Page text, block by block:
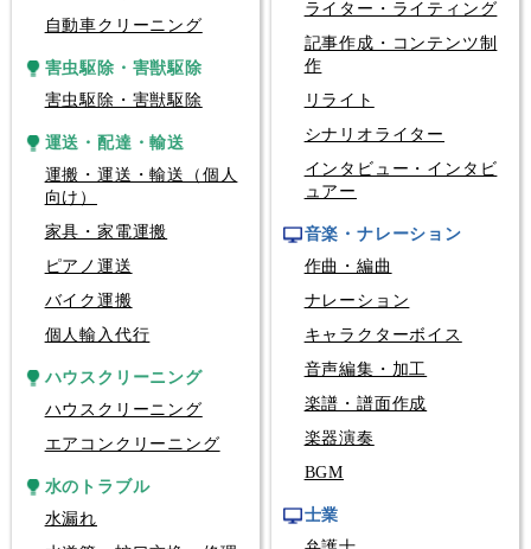
自動車クリーニング
害虫駆除・害獣駆除
害虫駆除・害獣駆除
運送・配達・輸送
運搬・運送・輸送（個人
向け）
家具・家電運搬
ピアノ運送
バイク運搬
個人輸入代行
ハウスクリーニング
ハウスクリーニング
エアコンクリーニング
水のトラブル
水漏れ
ライター・ライティング
記事作成・コンテンツ制
作
リライト
シナリオライター
インタビュー・インタビ
ュアー
音楽・ナレーション
作曲・編曲
ナレーション
キャラクターボイス
音声編集・加工
楽譜・譜面作成
楽器演奏
BGM
士業